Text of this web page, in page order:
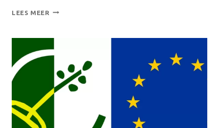
LEES MEER WERKBEZOEK